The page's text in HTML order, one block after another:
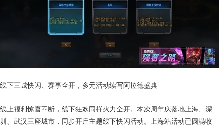
线下三城快闪、赛事全开，多元活动续写阿拉德盛典
线上福利惊喜不断，线下狂欢同样火力全开。本次周年庆落地上海、深
圳、武汉三座城市，同步开启主题线下快闪活动。上海站活动已圆满收